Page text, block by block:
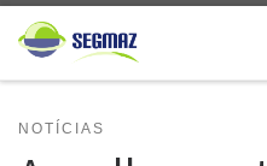
Skip to content
NOTÍCIAS